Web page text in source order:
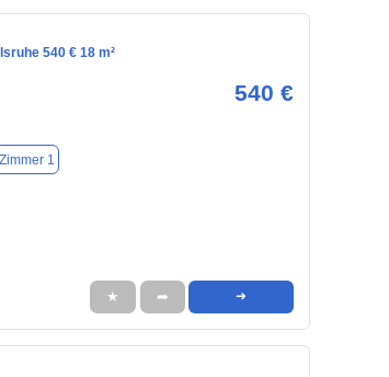
540 € 18 m²
540 €
Zimmer 1
★ ➦ ➜